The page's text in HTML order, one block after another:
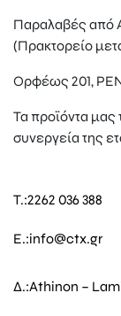
Παραλαβές από
(Πρακτορείο
Ορφέως 201,
Τα προϊόντα μας
συνεργεία της
T.:2262 036 388
E.:info@ctx.gr
Δ.:Athinon –